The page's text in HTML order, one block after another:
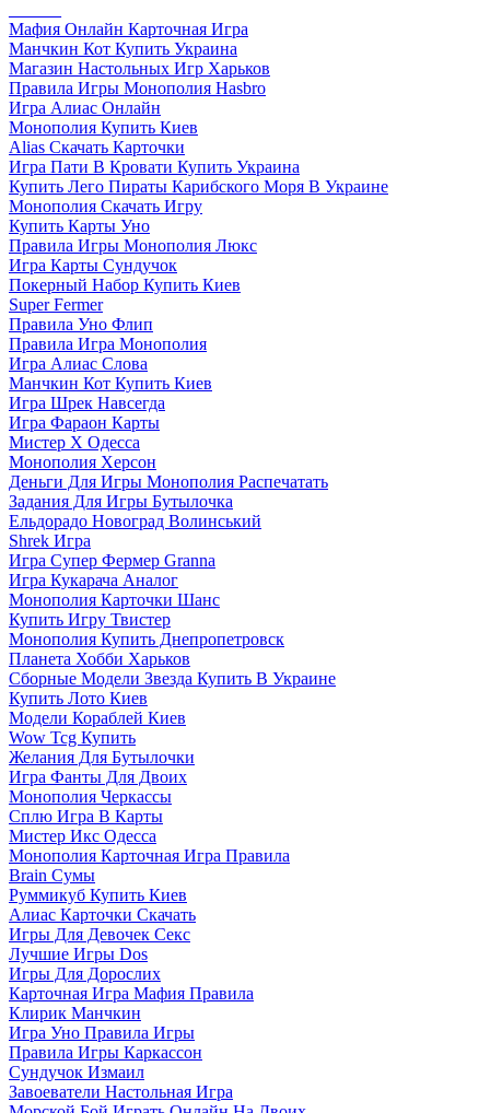
Мафия Онлайн Карточная Игра
Манчкин Кот Купить Украина
Магазин Настольных Игр Харьков
Правила Игры Монополия Hasbro
Игра Алиас Онлайн
Монополия Купить Киев
Alias Скачать Карточки
Игра Пати В Кровати Купить Украина
Купить Лего Пираты Карибского Моря В Украине
Монополия Скачать Игру
Купить Карты Уно
Правила Игры Монополия Люкс
Игра Карты Сундучок
Покерный Набор Купить Киев
Super Fermer
Правила Уно Флип
Правила Игра Монополия
Игра Алиас Слова
Манчкин Кот Купить Киев
Игра Шрек Навсегда
Игра Фараон Карты
Мистер Х Одесса
Монополия Херсон
Деньги Для Игры Монополия Распечатать
Задания Для Игры Бутылочка
Ельдорадо Новоград Волинський
Shrek Игра
Игра Супер Фермер Granna
Игра Кукарача Аналог
Монополия Карточки Шанс
Купить Игру Твистер
Монополия Купить Днепропетровск
Планета Хобби Харьков
Сборные Модели Звезда Купить В Украине
Купить Лото Киев
Модели Кораблей Киев
Wow Tcg Купить
Желания Для Бутылочки
Игра Фанты Для Двоих
Монополия Черкассы
Сплю Игра В Карты
Мистер Икс Одесса
Монополия Карточная Игра Правила
Brain Сумы
Руммикуб Купить Киев
Алиас Карточки Скачать
Игры Для Девочек Секс
Лучшие Игры Dos
Игры Для Дорослих
Карточная Игра Мафия Правила
Клирик Манчкин
Игра Уно Правила Игры
Правила Игры Каркассон
Сундучок Измаил
Завоеватели Настольная Игра